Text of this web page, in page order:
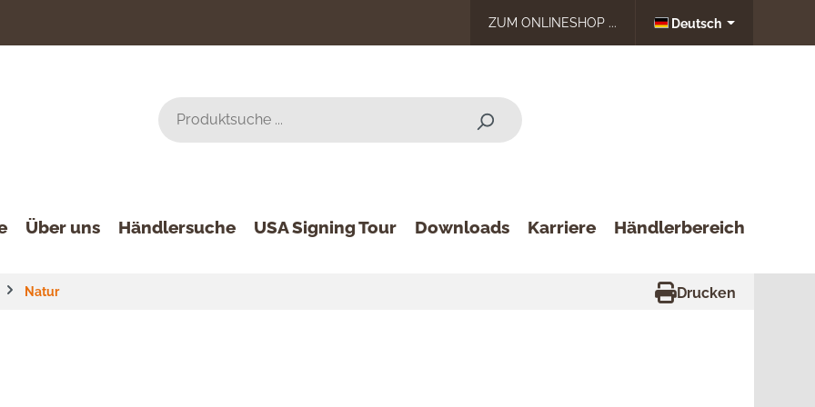
ZUM ONLINESHOP ... Deutsch
Über uns Händlersuche USA Signing Tour Downloads Karriere Händlerbereich
Natur Drucken